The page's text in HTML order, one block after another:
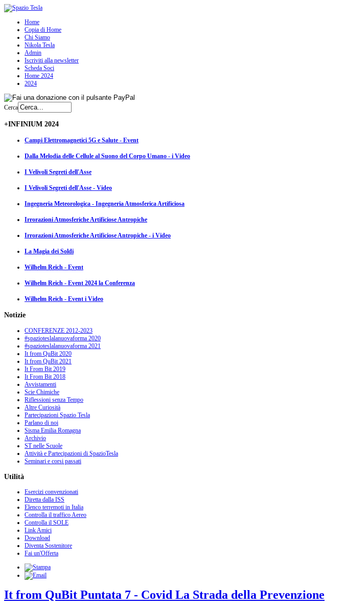
Home
Copia di Home
Chi Siamo
Nikola Tesla
Admin
Iscriviti alla newsletter
Scheda Soci
Home 2024
2024
Cerca
+INFINIUM 2024
Campi Elettromagnetici 5G e Salute - Event
Dalla Melodia delle Cellule al Suono del Corpo Umano - i Video
I Velivoli Segreti dell'Asse
I Velivoli Segreti dell'Asse - Video
Ingegneria Meteorologica - Ingegneria Atmosferica Artificiosa
Irrorazioni Atmosferiche Artificiose Antropiche
Irrorazioni Atmosferiche Artificiose Antropiche - i Video
La Magia dei Soldi
Wilhelm Reich - Event
Wilhelm Reich - Event 2024 la Conferenza
Wilhelm Reich - Event i Video
Notizie
CONFERENZE 2012-2023
#spazioteslalanuovaforma 2020
#spazioteslalanuovaforma 2021
It from QuBit 2020
It from QuBit 2021
It From Bit 2019
It From Bit 2018
Avvistamenti
Scie Chimiche
Riflessioni senza Tempo
Altre Curiosità
Partecipazioni Spazio Tesla
Parlano di noi
Sisma Emilia Romagna
Archivio
ST nelle Scuole
Attività e Partecipazioni di SpazioTesla
Seminari e corsi passati
Utilità
Esercizi convenzionati
Diretta dalla ISS
Elenco terremoti in Italia
Controlla il traffico Aereo
Controlla il SOLE
Link Amici
Download
Diventa Sostenitore
Fai un'Offerta
It from QuBit Puntata 7 - Covid La Strada della Prevenzione